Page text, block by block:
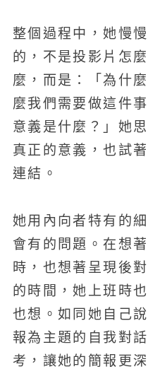
整個過程中，她慢
的，不是投影片怎
麼，而是：「為什
麼我們需要做這件
意義是什麼？」她
真正的意義，也試
連結。
她用內向者特有的
會有的問題。在想
時，也想著呈現後
的時間，她上班時
也想。如同她自己
報為主題的自我對
考，讓她的簡報更